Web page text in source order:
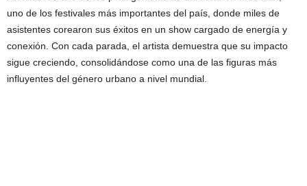
uno de los festivales más importantes del país, donde miles de
asistentes corearon sus éxitos en un show cargado de energía y
conexión. Con cada parada, el artista demuestra que su impacto
sigue creciendo, consolidándose como una de las figuras más
influyentes del género urbano a nivel mundial.